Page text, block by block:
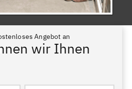
Angebot an
wir Ihnen